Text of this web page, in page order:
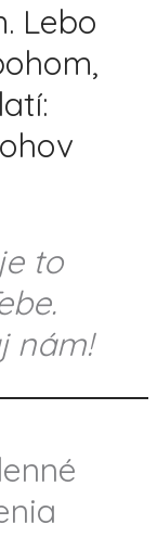
Lebo
to
nám!